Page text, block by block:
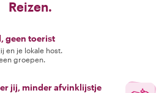
Reizen.
geen toerist
en je lokale host.
groepen.
jij, minder afvinklijstje